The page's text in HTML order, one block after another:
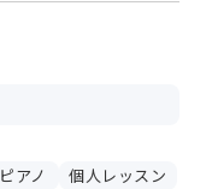
ピアノ
個人レッスン